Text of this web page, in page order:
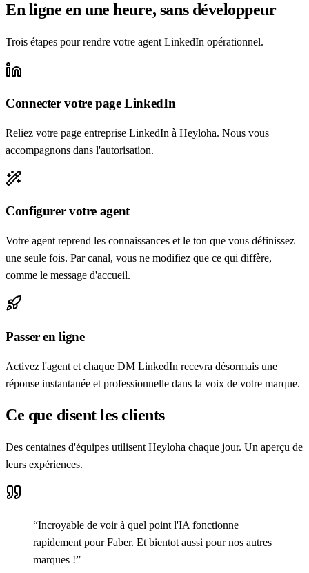
En ligne en une heure, sans développeur
Trois étapes pour rendre votre agent LinkedIn opérationnel.
Connecter votre page LinkedIn
Reliez votre page entreprise LinkedIn à Heyloha. Nous vous
accompagnons dans l'autorisation.
Configurer votre agent
Votre agent reprend les connaissances et le ton que vous définissez
une seule fois. Par canal, vous ne modifiez que ce qui diffère,
comme le message d'accueil.
Passer en ligne
Activez l'agent et chaque DM LinkedIn recevra désormais une
réponse instantanée et professionnelle dans la voix de votre marque.
Ce que disent les clients
Des centaines d'équipes utilisent Heyloha chaque jour. Un aperçu de
leurs expériences.
“Incroyable de voir à quel point l'IA fonctionne
rapidement pour Faber. Et bientot aussi pour nos autres
marques !”